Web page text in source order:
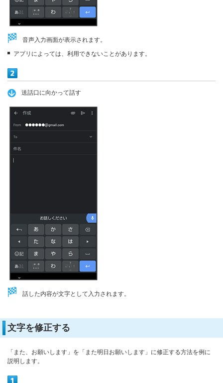
音声入力画面が表示されます。
アプリによっては、利用できないことがあります。
送話口に向かって話す
話した内容が文字として入力されます。
文字を修正する
「また、お願いします」を「また明日お願いします」に修正する方法を例に
説明します。